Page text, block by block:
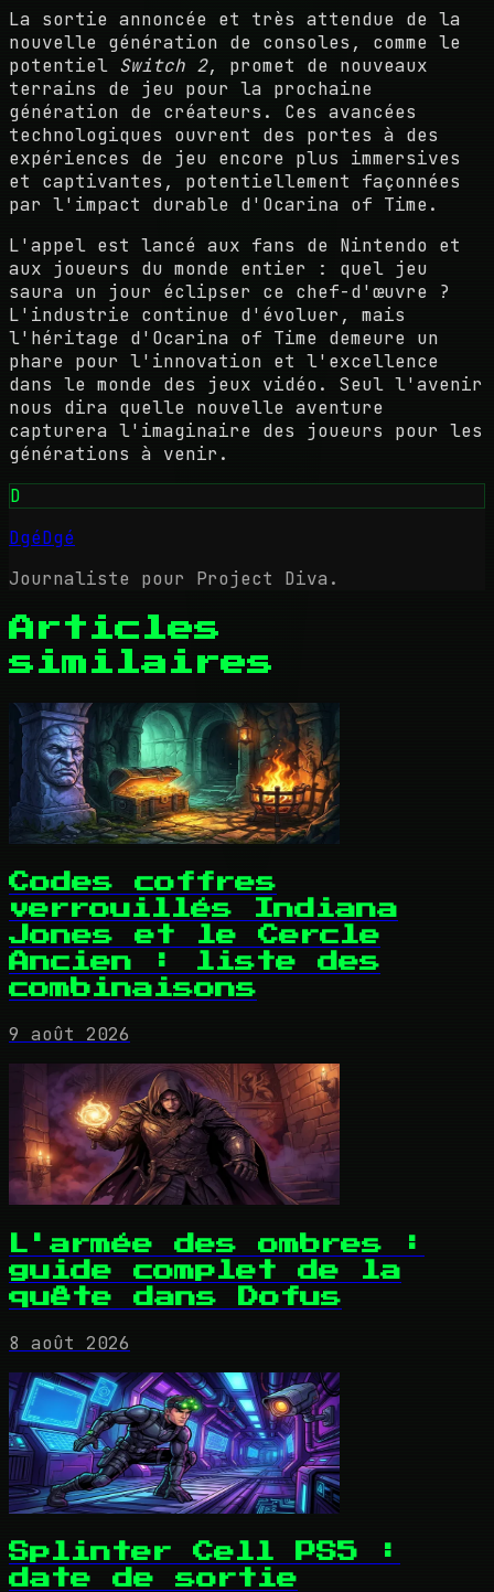
La sortie annoncée et très attendue de la
nouvelle génération de consoles, comme le
potentiel Switch 2, promet de nouveaux
terrains de jeu pour la prochaine
génération de créateurs. Ces avancées
technologiques ouvrent des portes à des
expériences de jeu encore plus immersives
et captivantes, potentiellement façonnées
par l'impact durable d'Ocarina of Time.
L'appel est lancé aux fans de Nintendo et
aux joueurs du monde entier : quel jeu
saura un jour éclipser ce chef-d'œuvre ?
L'industrie continue d'évoluer, mais
l'héritage d'Ocarina of Time demeure un
phare pour l'innovation et l'excellence
dans le monde des jeux vidéo. Seul l'avenir
nous dira quelle nouvelle aventure
capturera l'imaginaire des joueurs pour les
générations à venir.
D
DgéDgé
Journaliste pour Project Diva.
Articles
similaires
Codes coffres
verrouillés Indiana
Jones et le Cercle
Ancien : liste des
combinaisons
9 août 2026
L'armée des ombres :
guide complet de la
quête dans Dofus
8 août 2026
Splinter Cell PS5 :
date de sortie